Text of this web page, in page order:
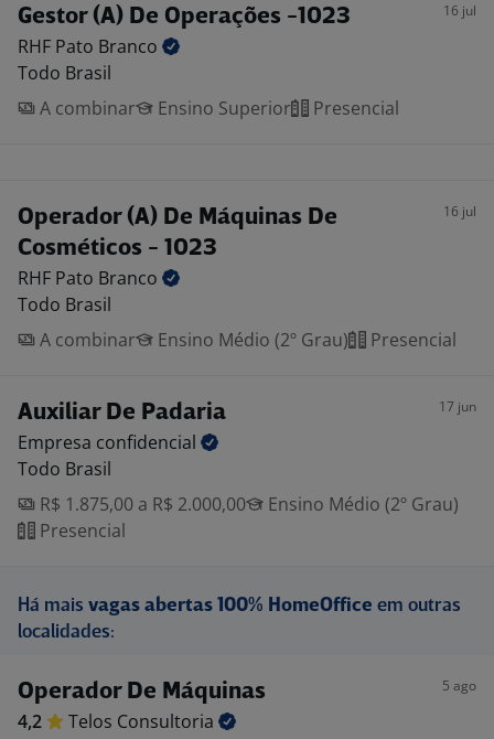
Gestor (A) De Operações -1023 16 jul
RHF Pato Branco
Todo Brasil
A combinar
Ensino Superior Presencial
Operador (A) De Máquinas De
Cosméticos - 1023
16 jul
RHF Pato Branco
Todo Brasil
A combinar
Ensino Médio (2º Grau) Presencial
Auxiliar De Padaria 17 jun
Empresa confidencial
Todo Brasil
R$ 1.875,00 a R$ 2.000,00
Ensino Médio (2º Grau)
Presencial
Há mais vagas abertas 100% HomeOffice em outras
localidades:
Operador De Máquinas 5 ago
4,2 Telos Consultoria